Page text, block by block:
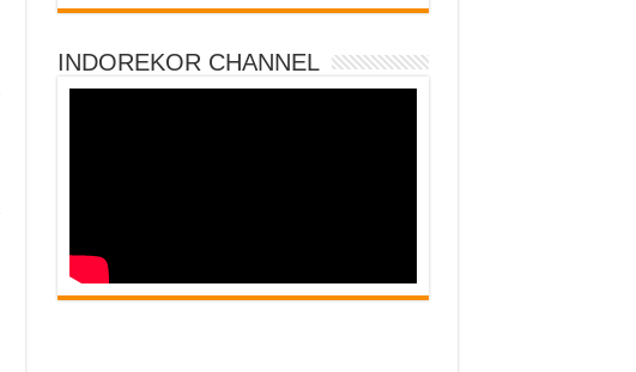
INDOREKOR CHANNEL